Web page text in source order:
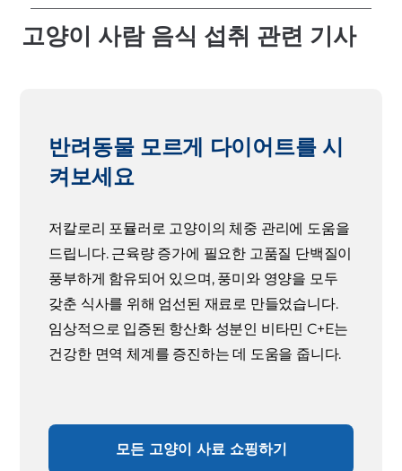
고양이 사람 음식 섭취 관련 기사
반려동물 모르게 다이어트를 시
켜보세요
저칼로리 포뮬러로 고양이의 체중 관리에 도움을
드립니다. 근육량 증가에 필요한 고품질 단백질이
풍부하게 함유되어 있으며, 풍미와 영양을 모두
갖춘 식사를 위해 엄선된 재료로 만들었습니다.
임상적으로 입증된 항산화 성분인 비타민 C+E는
건강한 면역 체계를 증진하는 데 도움을 줍니다.
모든 고양이 사료 쇼핑하기